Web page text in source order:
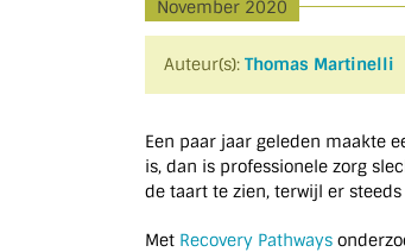
November 2020
Auteur(s): Thomas Martinelli
Een paar jaar geleden maakte
is, dan is professionele zorg
de taart te zien, terwijl er
Met Recovery Pathways